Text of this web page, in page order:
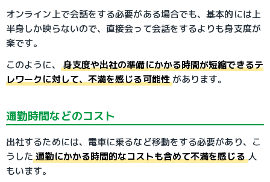
オンライン上で会話をする必要がある場合でも、基本的には上
半身しか映らないので、直接会って会話をするよりも身支度が
楽です。
このように、
身支度や出社の準備にかかる時間が短縮できるテ
レワークに対して、不満を感じる可能性があります。
通勤時間などのコスト
出社するためには、電車に乗るなど移動をする必要があり、こ
うした通勤にかかる時間的なコストも含めて不満を感じる人
もいます。